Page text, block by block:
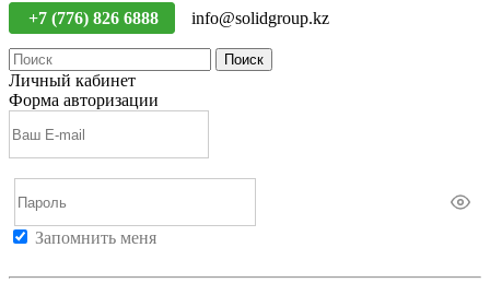
+7 (776) 826 6888 info@solidgroup.kz
Поиск
Личный кабинет
Форма авторизации
Запомнить меня